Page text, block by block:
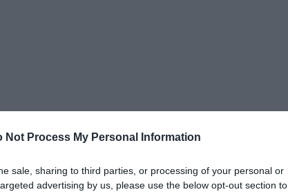
Not Process My Personal Information
sale, sharing to third parties, or processing of your personal or
advertising by us, please use the below opt-out section to